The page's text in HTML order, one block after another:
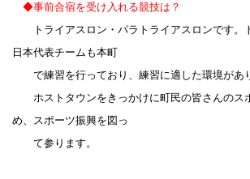
◆事前合宿を受け入れる競技は？
トライアスロン・パラトライアスロンです。
日本代表チームも本町
で練習を行っており、練習に適した環境があ
ホストタウンをきっかけに町民の皆さんのス
め、スポーツ振興を図っ
て参ります。